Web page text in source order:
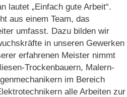
lautet „Einfach gute Arbeit“.
aus einem Team, das
umfasst. Dazu bilden wir
in unseren Gewerken
erfahrenen Meister nimmt
Trockenbauern, Malern-
im Bereich
alle Arbeiten zur